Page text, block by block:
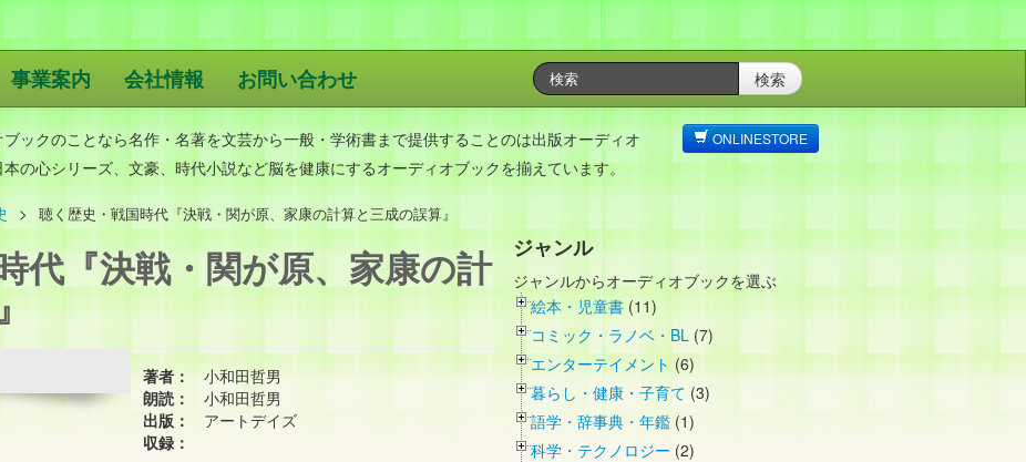
出版
事業案内 会社情報 お問い合わせ 検索
ブックのことなら名作・名著を文芸から一般・学術書まで提供することのは出版オーディオ
の心シリーズ、文豪、時代小説など脳を健康にするオーディオブックを揃えています。
ONLINESTORE
聴く歴史・戦国時代『決戦・関が原、家康の計算と三成の誤算』
代『決戦・関が原、家康の計
著者：
小和田哲男
朗読：
小和田哲男
出版：
アートデイズ
収録：
ジャンル
ジャンルからオーディオブックを選ぶ
絵本・児童書 (11)
コミック・ラノベ・BL (7)
エンターテイメント (6)
暮らし・健康・子育て (3)
語学・辞事典・年鑑 (1)
科学・テクノロジー (2)